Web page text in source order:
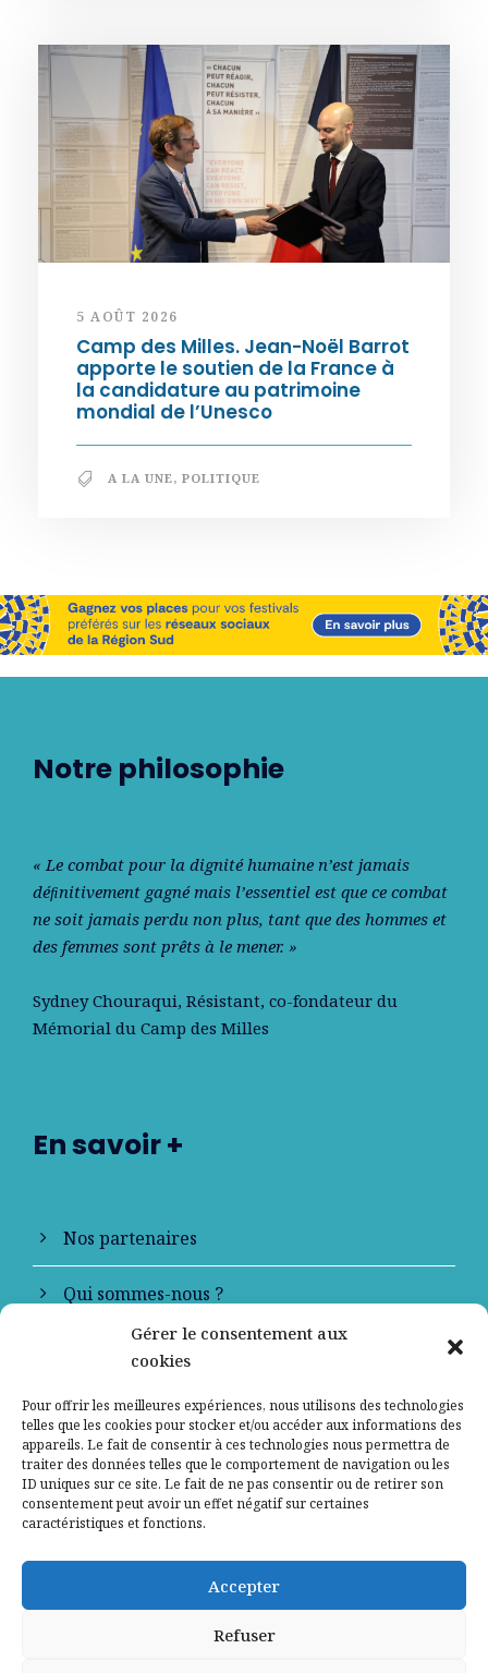
Gérer le consentement aux
cookies
Pour offrir les meilleures expériences, nous utilisons des technologies
telles que les cookies pour stocker et/ou accéder aux informations des
appareils. Le fait de consentir à ces technologies nous permettra de
traiter des données telles que le comportement de navigation ou les
ID uniques sur ce site. Le fait de ne pas consentir ou de retirer son
consentement peut avoir un effet négatif sur certaines
caractéristiques et fonctions.
Accepter
Refuser
5 AOÛT 2026
Camp des Milles. Jean-Noël Barrot
apporte le soutien de la France à
la candidature au patrimoine
mondial de l’Unesco
A LA UNE, POLITIQUE
Notre philosophie
« Le combat pour la dignité humaine n’est jamais
déﬁnitivement gagné mais l’essentiel est que ce combat
ne soit jamais perdu non plus, tant que des hommes et
des femmes sont prêts à le mener. »
Sydney Chouraqui, Résistant, co-fondateur du
Mémorial du Camp des Milles
En savoir +
Nos partenaires
Qui sommes-nous ?
Contactez-nous
Mentions légales
Politique de confidentialité